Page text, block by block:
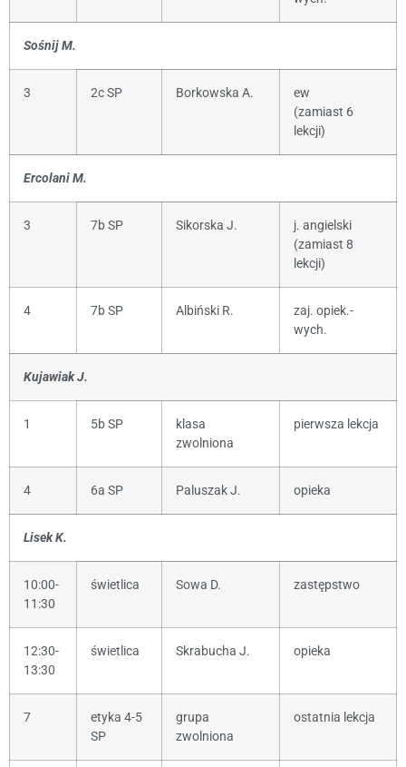
Sośnij M.
3 2c SP Borkowska A.
ew
(zamiast 6
lekcji)
Ercolani M.
3 7b SP Sikorska J.
j. angielski
(zamiast 8
lekcji)
4 7b SP Albiński R.
zaj. opiek.-
wych.
Kujawiak J.
1 5b SP
klasa
zwolniona
pierwsza lekcja
4 6a SP Paluszak J. opieka
Lisek K.
10:00-
11:30
świetlica Sowa D. zastępstwo
12:30-
13:30
świetlica Skrabucha J. opieka
7
etyka 4-5
SP
grupa
zwolniona
ostatnia lekcja